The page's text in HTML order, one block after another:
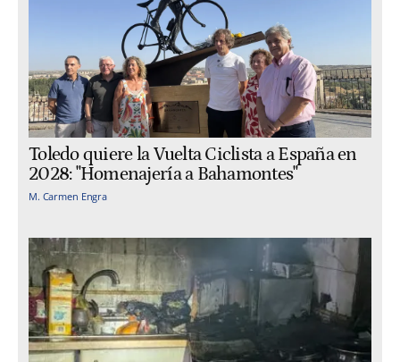
Toledo quiere la Vuelta Ciclista a España en
2028: "Homenajería a Bahamontes"
M. Carmen Engra